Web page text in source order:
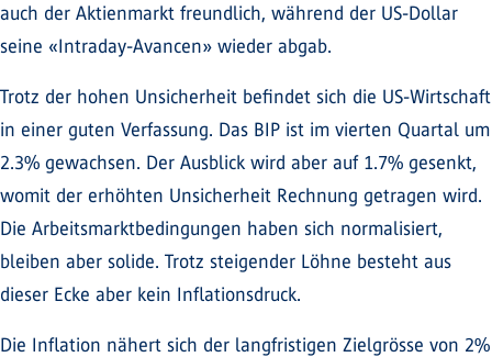
auch der Aktienmarkt freundlich, während der US-Dollar
seine «Intraday-Avancen» wieder abgab.
Trotz der hohen Unsicherheit befindet sich die US-Wirtschaft
in einer guten Verfassung. Das BIP ist im vierten Quartal um
2.3% gewachsen. Der Ausblick wird aber auf 1.7% gesenkt,
womit der erhöhten Unsicherheit Rechnung getragen wird.
Die Arbeitsmarktbedingungen haben sich normalisiert,
bleiben aber solide. Trotz steigender Löhne besteht aus
dieser Ecke aber kein Inflationsdruck.
Die Inflation nähert sich der langfristigen Zielgrösse von 2%